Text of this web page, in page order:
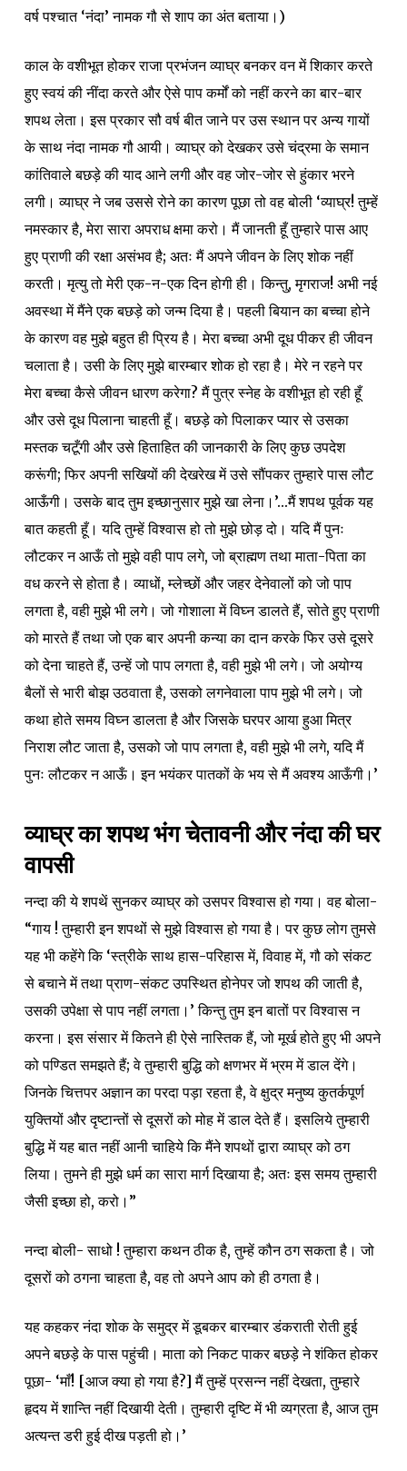
वर्ष पश्चात ‘नंदा’ नामक गौ से शाप का अंत बताया।)
काल के वशीभूत होकर राजा प्रभंजन व्याघ्र बनकर वन में शिकार करते
हुए स्वयं की नींदा करते और ऐसे पाप कर्मों को नहीं करने का बार-बार
शपथ लेता। इस प्रकार सौ वर्ष बीत जाने पर उस स्थान पर अन्य गायों
के साथ नंदा नामक गौ आयी। व्याघ्र को देखकर उसे चंद्रमा के समान
कांतिवाले बछड़े की याद आने लगी और वह जोर-जोर से हुंकार भरने
लगी। व्याघ्र ने जब उससे रोने का कारण पूछा तो वह बोली ‘व्याघ्र! तुम्हें
नमस्कार है, मेरा सारा अपराध क्षमा करो। मैं जानती हूँ तुम्हारे पास आए
हुए प्राणी की रक्षा असंभव है; अतः मैं अपने जीवन के लिए शोक नहीं
करती। मृत्यु तो मेरी एक-न-एक दिन होगी ही। किन्तु, मृगराज! अभी नई
अवस्था में मैंने एक बछड़े को जन्म दिया है। पहली बियान का बच्चा होने
के कारण वह मुझे बहुत ही प्रिय है। मेरा बच्चा अभी दूध पीकर ही जीवन
चलाता है। उसी के लिए मुझे बारम्बार शोक हो रहा है। मेरे न रहने पर
मेरा बच्चा कैसे जीवन धारण करेगा? मैं पुत्र स्नेह के वशीभूत हो रही हूँ
और उसे दूध पिलाना चाहती हूँ। बछड़े को पिलाकर प्यार से उसका
मस्तक चटूँगी और उसे हिताहित की जानकारी के लिए कुछ उपदेश
करूंगी; फिर अपनी सखियों की देखरेख में उसे सौंपकर तुम्हारे पास लौट
आऊँगी। उसके बाद तुम इच्छानुसार मुझे खा लेना।’…मैं शपथ पूर्वक यह
बात कहती हूँ। यदि तुम्हें विश्वास हो तो मुझे छोड़ दो। यदि मैं पुनः
लौटकर न आऊँ तो मुझे वही पाप लगे, जो ब्राह्मण तथा माता-पिता का
वध करने से होता है। व्याधों, म्लेच्छों और जहर देनेवालों को जो पाप
लगता है, वही मुझे भी लगे। जो गोशाला में विघ्न डालते हैं, सोते हुए प्राणी
को मारते हैं तथा जो एक बार अपनी कन्या का दान करके फिर उसे दूसरे
को देना चाहते हैं, उन्हें जो पाप लगता है, वही मुझे भी लगे। जो अयोग्य
बैलों से भारी बोझ उठवाता है, उसको लगनेवाला पाप मुझे भी लगे। जो
कथा होते समय विघ्न डालता है और जिसके घरपर आया हुआ मित्र
निराश लौट जाता है, उसको जो पाप लगता है, वही मुझे भी लगे, यदि मैं
पुनः लौटकर न आऊँ। इन भयंकर पातकों के भय से मैं अवश्य आऊँगी।’
व्याघ्र का शपथ भंग चेतावनी और नंदा की घर
वापसी
नन्दा की ये शपथें सुनकर व्याघ्र को उसपर विश्वास हो गया। वह बोला-
“गाय ! तुम्हारी इन शपथों से मुझे विश्वास हो गया है। पर कुछ लोग तुमसे
यह भी कहेंगे कि ‘स्त्रीके साथ हास-परिहास में, विवाह में, गौ को संकट
से बचाने में तथा प्राण-संकट उपस्थित होनेपर जो शपथ की जाती है,
उसकी उपेक्षा से पाप नहीं लगता।’ किन्तु तुम इन बातों पर विश्वास न
करना। इस संसार में कितने ही ऐसे नास्तिक हैं, जो मूर्ख होते हुए भी अपने
को पण्डित समझते हैं; वे तुम्हारी बुद्धि को क्षणभर में भ्रम में डाल देंगे।
जिनके चित्तपर अज्ञान का परदा पड़ा रहता है, वे क्षुद्र मनुष्य कुतर्कपूर्ण
युक्तियों और दृष्टान्तों से दूसरों को मोह में डाल देते हैं। इसलिये तुम्हारी
बुद्धि में यह बात नहीं आनी चाहिये कि मैंने शपथों द्वारा व्याघ्र को ठग
लिया। तुमने ही मुझे धर्म का सारा मार्ग दिखाया है; अतः इस समय तुम्हारी
जैसी इच्छा हो, करो।”
नन्दा बोली- साधो ! तुम्हारा कथन ठीक है, तुम्हें कौन ठग सकता है। जो
दूसरों को ठगना चाहता है, वह तो अपने आप को ही ठगता है।
यह कहकर नंदा शोक के समुद्र में डूबकर बारम्बार डंकराती रोती हुई
अपने बछड़े के पास पहुंची। माता को निकट पाकर बछड़े ने शंकित होकर
पूछा- ‘माँ! [आज क्या हो गया है?] मैं तुम्हें प्रसन्न नहीं देखता, तुम्हारे
हृदय में शान्ति नहीं दिखायी देती। तुम्हारी दृष्टि में भी व्यग्रता है, आज तुम
अत्यन्त डरी हुई दीख पड़ती हो।’